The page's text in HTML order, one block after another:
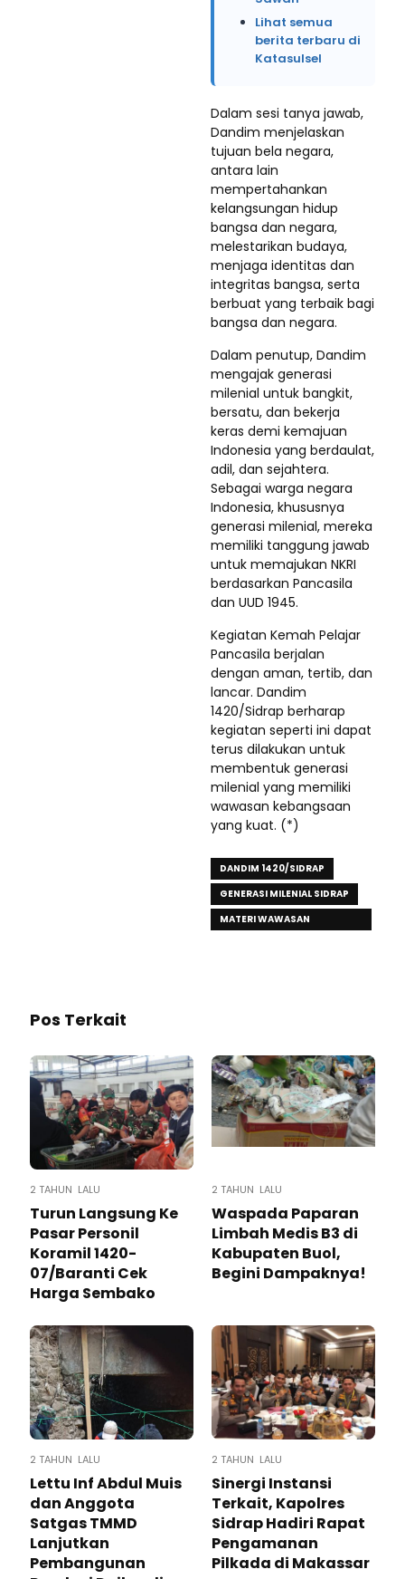
Lihat semua
berita terbaru di
Katasulsel
Dalam sesi tanya jawab,
Dandim menjelaskan
tujuan bela negara,
antara lain
mempertahankan
kelangsungan hidup
bangsa dan negara,
melestarikan budaya,
menjaga identitas dan
integritas bangsa, serta
berbuat yang terbaik bagi
bangsa dan negara.
Dalam penutup, Dandim
mengajak generasi
milenial untuk bangkit,
bersatu, dan bekerja
keras demi kemajuan
Indonesia yang berdaulat,
adil, dan sejahtera.
Sebagai warga negara
Indonesia, khususnya
generasi milenial, mereka
memiliki tanggung jawab
untuk memajukan NKRI
berdasarkan Pancasila
dan UUD 1945.
Kegiatan Kemah Pelajar
Pancasila berjalan
dengan aman, tertib, dan
lancar. Dandim
1420/Sidrap berharap
kegiatan seperti ini dapat
terus dilakukan untuk
membentuk generasi
milenial yang memiliki
wawasan kebangsaan
yang kuat. (*)
DANDIM 1420/SIDRAP
GENERASI MILENIAL SIDRAP
MATERI WAWASAN
Pos Terkait
2 TAHUN LALU
Turun Langsung Ke
Pasar Personil
Koramil 1420-
07/Baranti Cek
Harga Sembako
2 TAHUN LALU
Waspada Paparan
Limbah Medis B3 di
Kabupaten Buol,
Begini Dampaknya!
2 TAHUN LALU
Lettu Inf Abdul Muis
dan Anggota
Satgas TMMD
Lanjutkan
Pembangunan
2 TAHUN LALU
Sinergi Instansi
Terkait, Kapolres
Sidrap Hadiri Rapat
Pengamanan
Pilkada di Makassar